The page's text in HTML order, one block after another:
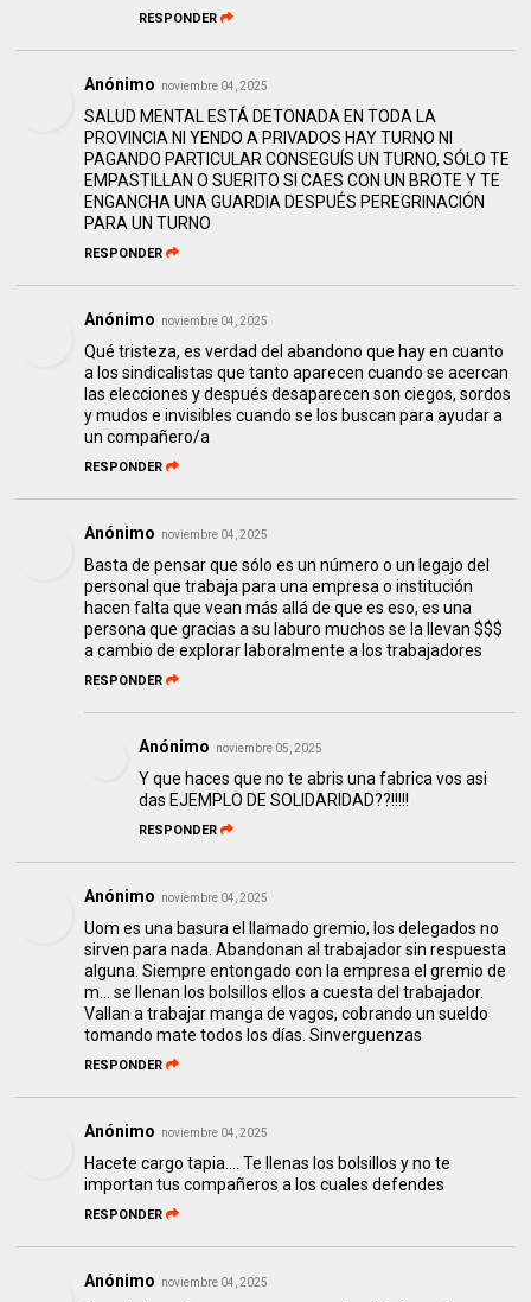
RESPONDER
Anónimo noviembre 04, 2025
SALUD MENTAL ESTÁ DETONADA EN TODA LA
PROVINCIA NI YENDO A PRIVADOS HAY TURNO NI
PAGANDO PARTICULAR CONSEGUÍS UN TURNO, SÓLO TE
EMPASTILLAN O SUERITO SI CAES CON UN BROTE Y TE
ENGANCHA UNA GUARDIA DESPUÉS PEREGRINACIÓN
PARA UN TURNO
RESPONDER
Anónimo noviembre 04, 2025
Qué tristeza, es verdad del abandono que hay en cuanto
a los sindicalistas que tanto aparecen cuando se acercan
las elecciones y después desaparecen son ciegos, sordos
y mudos e invisibles cuando se los buscan para ayudar a
un compañero/a
RESPONDER
Anónimo noviembre 04, 2025
Basta de pensar que sólo es un número o un legajo del
personal que trabaja para una empresa o institución
hacen falta que vean más allá de que es eso, es una
persona que gracias a su laburo muchos se la llevan $$$
a cambio de explorar laboralmente a los trabajadores
RESPONDER
Anónimo noviembre 05, 2025
Y que haces que no te abris una fabrica vos asi
das EJEMPLO DE SOLIDARIDAD??!!!!!
RESPONDER
Anónimo noviembre 04, 2025
Uom es una basura el llamado gremio, los delegados no
sirven para nada. Abandonan al trabajador sin respuesta
alguna. Siempre entongado con la empresa el gremio de
m... se llenan los bolsillos ellos a cuesta del trabajador.
Vallan a trabajar manga de vagos, cobrando un sueldo
tomando mate todos los días. Sinverguenzas
RESPONDER
Anónimo noviembre 04, 2025
Hacete cargo tapia.... Te llenas los bolsillos y no te
importan tus compañeros a los cuales defendes
RESPONDER
Anónimo noviembre 04, 2025